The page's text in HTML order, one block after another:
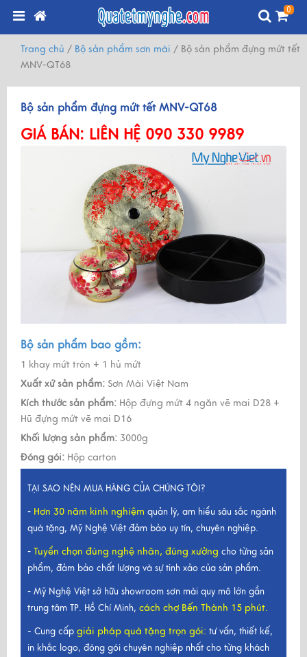
0
Trang chủ / Bộ sản phẩm sơn mài / Bộ sản phẩm đựng mứt tết
MNV-QT68
Bộ sản phẩm đựng mứt tết MNV-QT68
GIÁ BÁN: LIÊN HỆ 090 330 9989
Bộ sản phẩm bao gồm:
1 khay mứt tròn + 1 hủ mứt
Xuất xứ sản phẩm: Sơn Mài Việt Nam
Kích thước sản phẩm: Hộp đựng mứt 4 ngăn vẽ mai D28 +
Hũ đựng mứt vẽ mai D16
Khối lượng sản phẩm: 3000g
Đóng gói: Hộp carton
TẠI SAO NÊN MUA HÀNG CỦA CHÚNG TÔI?
- Hơn 30 năm kinh nghiệm quản lý, am hiểu sâu sắc ngành
quà tặng, Mỹ Nghệ Việt đảm bảo uy tín, chuyên nghiệp.
- Tuyển chọn đúng nghệ nhân, đúng xưởng cho từng sản
phẩm, đảm bảo chất lượng và sự tinh xảo của sản phẩm.
- Mỹ Nghệ Việt sở hữu showroom sơn mài quy mô lớn gần
trung tâm TP. Hồ Chí Minh, cách chợ Bến Thành 15 phút.
- Cung cấp giải pháp quà tặng trọn gói: tư vấn, thiết kế,
in khắc logo, đóng gói chuyên nghiệp nhất cho từng khách